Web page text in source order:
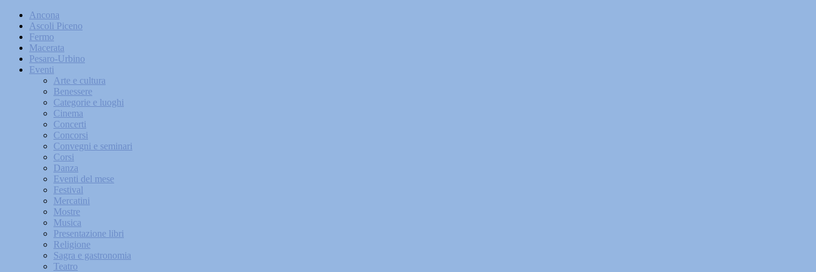
Ancona
Ascoli Piceno
Fermo
Macerata
Pesaro-Urbino
Eventi
Arte e cultura
Benessere
Categorie e luoghi
Cinema
Concerti
Concorsi
Convegni e seminari
Corsi
Danza
Eventi del mese
Festival
Mercatini
Mostre
Musica
Presentazione libri
Religione
Sagra e gastronomia
Teatro